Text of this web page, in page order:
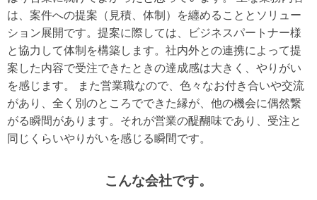
は、案件への提案（見積、体制）を纏めることとソリュー
ション展開です。提案に際しては、ビジネスパートナー様
と協力して体制を構築します。社内外との連携によって提
案した内容で受注できたときの達成感は大きく、やりがい
を感じます。 また営業職なので、色々なお付き合いや交流
があり、全く別のところでできた縁が、他の機会に偶然繋
がる瞬間があります。それが営業の醍醐味であり、受注と
同じくらいやりがいを感じる瞬間です。
こんな会社です。